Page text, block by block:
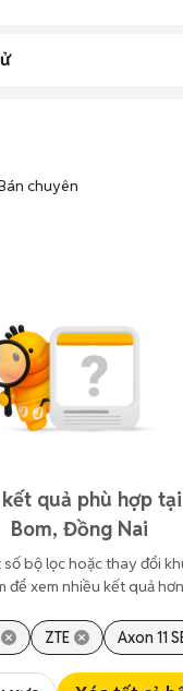
chuyên
quả phù hợp
Bom, Đồng Nai
bộ lọc hoặc thay đổi
để xem nhiều kết quả hơn
ZTE Axon 11